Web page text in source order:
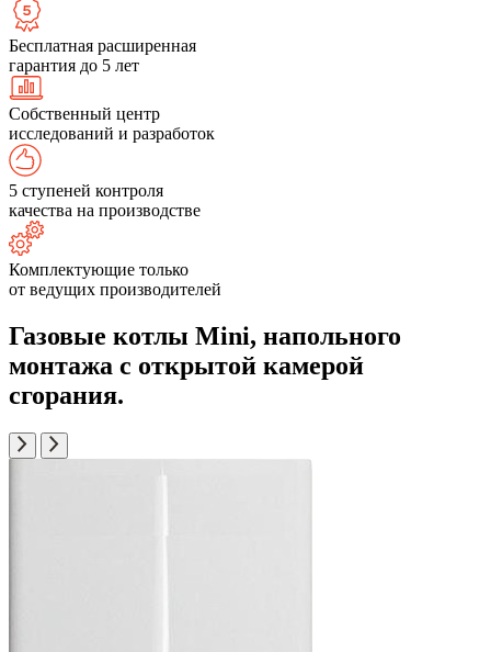
Бесплатная расширенная
гарантия до 5 лет
Собственный центр
исследований и разработок
5 ступеней контроля
качества на производстве
Комплектующие только
от ведущих производителей
Газовые котлы Mini, напольного
монтажа с открытой камерой
сгорания.